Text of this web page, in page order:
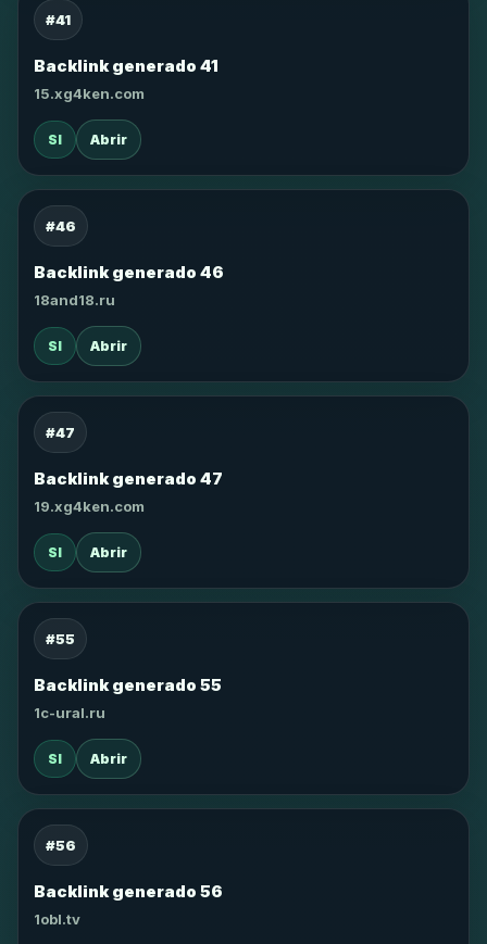
#41
Backlink generado 41
15.xg4ken.com
SI Abrir
#46
Backlink generado 46
18and18.ru
SI Abrir
#47
Backlink generado 47
19.xg4ken.com
SI Abrir
#55
Backlink generado 55
1c-ural.ru
SI Abrir
#56
Backlink generado 56
1obl.tv